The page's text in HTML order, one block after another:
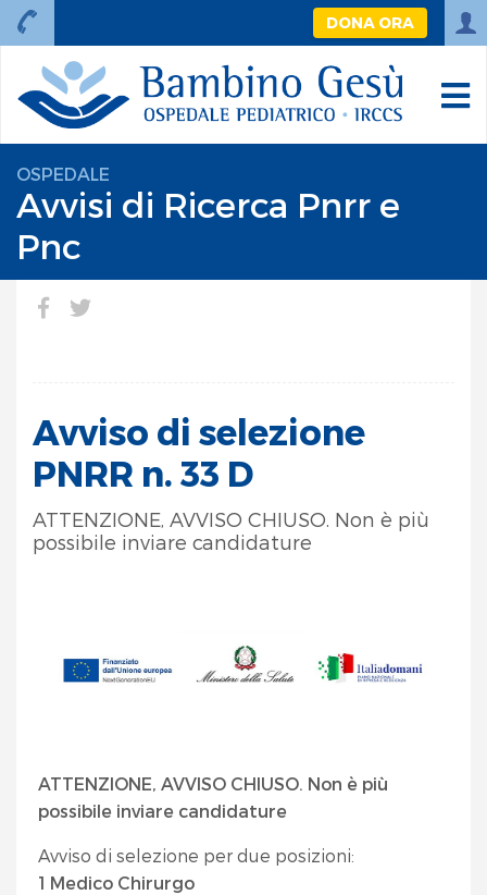
DONA ORA
OSPEDALE
Avvisi di Ricerca Pnrr e
Pnc
Avviso di selezione
PNRR n. 33 D
ATTENZIONE, AVVISO CHIUSO. Non è più
possibile inviare candidature
ATTENZIONE, AVVISO CHIUSO. Non è più
possibile inviare candidature
Avviso di selezione per due posizioni:
1 Medico Chirurgo